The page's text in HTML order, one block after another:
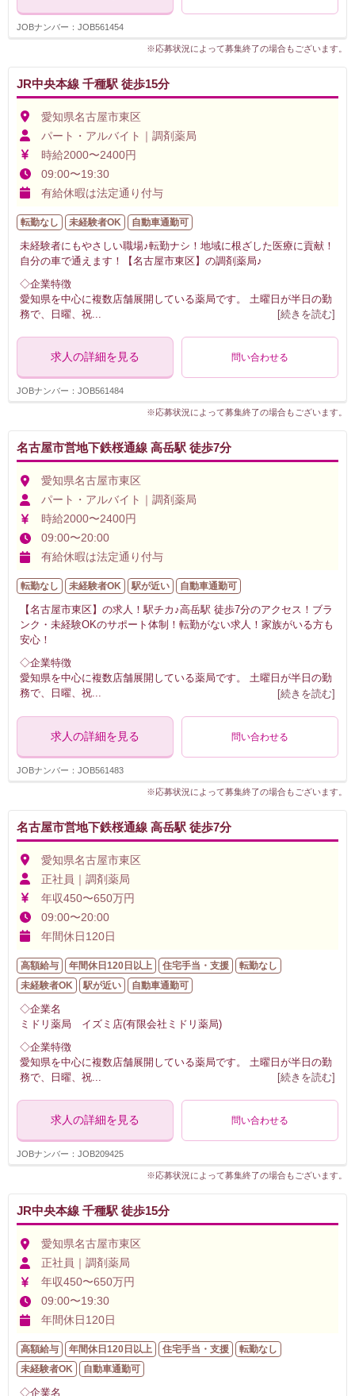
JOBナンバー：JOB561454
※応募状況によって募集終了の場合もございます。
JR中央本線 千種駅 徒歩15分
愛知県名古屋市東区
パート・アルバイト｜調剤薬局
時給2000〜2400円
09:00〜19:30
有給休暇は法定通り付与
転勤なし 未経験者OK 自動車通勤可
未経験者にもやさしい職場♪転勤ナシ！地域に根ざした医療に貢献！
自分の車で通えます！【名古屋市東区】の調剤薬局♪
◇企業特徴
愛知県を中心に複数店舗展開している薬局です。 土曜日が半日の勤
務で、日曜、祝
[続きを読む]
求人の詳細を見る 問い合わせる
JOBナンバー：JOB561484
※応募状況によって募集終了の場合もございます。
名古屋市営地下鉄桜通線 高岳駅 徒歩7分
愛知県名古屋市東区
パート・アルバイト｜調剤薬局
時給2000〜2400円
09:00〜20:00
有給休暇は法定通り付与
転勤なし 未経験者OK 駅が近い 自動車通勤可
【名古屋市東区】の求人！駅チカ♪高岳駅 徒歩7分のアクセス！ブラ
ンク・未経験OKのサポート体制！転勤がない求人！家族がいる方も
安心！
◇企業特徴
愛知県を中心に複数店舗展開している薬局です。 土曜日が半日の勤
務で、日曜、祝... [続きを読む]
求人の詳細を見る 問い合わせる
JOBナンバー：JOB561483
※応募状況によって募集終了の場合もございます。
名古屋市営地下鉄桜通線 高岳駅 徒歩7分
愛知県名古屋市東区
正社員｜調剤薬局
年収450〜650万円
09:00〜20:00
年間休日120日
高額給与 年間休日120日以上 住宅手当・支援
転勤なし
未経験者OK
駅が近い 自動車通勤可
◇企業名
ミドリ薬局 イズミ店(有限会社ミドリ薬局)
◇企業特徴
愛知県を中心に複数店舗展開している薬局です。 土曜日が半日の勤
務で、日曜、祝
[続きを読む]
求人の詳細を見る 問い合わせる
JOBナンバー：JOB209425
※応募状況によって募集終了の場合もございます。
JR中央本線 千種駅 徒歩15分
愛知県名古屋市東区
正社員｜調剤薬局
年収450〜650万円
09:00〜19:30
年間休日120日
高額給与 年間休日120日以上 住宅手当・支援
転勤なし
未経験者OK
自動車通勤可
◇企業名